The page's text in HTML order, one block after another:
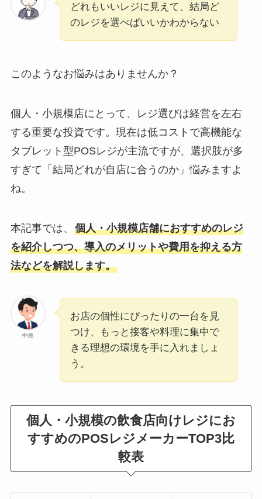
どれもいいレジに見えて、結局ど
のレジを選べばいいかわからない
このようなお悩みはありませんか？
個人・小規模店にとって、レジ選びは経営を左右
する重要な投資です。現在は低コストで高機能な
タブレット型POSレジが主流ですが、選択肢が多
すぎて「結局どれが自店に合うのか」悩みますよ
ね。
本記事では、 個人・小規模店舗におすすめのレジ
を紹介しつつ、導入のメリットや費用を抑える方
法などを解説します。
中島
お店の個性にぴったりの一台を見
つけ、もっと接客や料理に集中で
きる理想の環境を手に入れましょ
う。
個人・小規模の飲食店向けレジにお
すすめのPOSレジメーカーTOP3比
較表